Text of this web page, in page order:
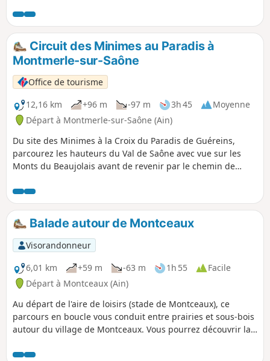
Circuit des Minimes au Paradis à
Montmerle-sur-Saône
Office de tourisme
12,16 km
+96 m -97 m 3h 45
Moyenne
Départ à Montmerle-sur-Saône (Ain)
Du site des Minimes à la Croix du Paradis de Guéreins,
parcourez les hauteurs du Val de Saône avec vue sur les
Monts du Beaujolais avant de revenir par le chemin de
Balade autour de Montceaux
Visorandonneur
6,01 km
+59 m -63 m 1h 55
Facile
Départ à Montceaux (Ain)
Au départ de l'aire de loisirs (stade de Montceaux), ce
parcours en boucle vous conduit entre prairies et sous-bois
autour du village de Montceaux. Vous pourrez découvrir la
moulin à huile.